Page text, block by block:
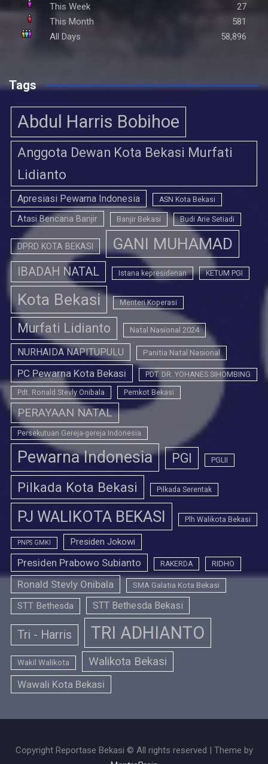
This Week
27
This Month
581
All Days
58,896
Tags
Abdul Harris Bobihoe
Anggota Dewan Kota Bekasi Murfati
Lidianto
Apresiasi Pewarna Indonesia ASN Kota Bekasi
Atasi Bencana Banjir Banjir Bekasi Budi Arie Setiadi
DPRD KOTA BEKASI GANI MUHAMAD
IBADAH NATAL Istana kepresidenan KETUM PGI
Kota Bekasi Menteri Koperasi
Murfati Lidianto Natal Nasional 2024
NURHAIDA NAPITUPULU Panitia Natal Nasional
PC Pewarna Kota Bekasi PDT. DR. YOHANES SIHOMBING
Pdt. Ronald Stevly Onibala Pemkot Bekasi
PERAYAAN NATAL
Persekutuan Gereja-gereja Indonesia
Pewarna Indonesia PGI PGLII
Pilkada Kota Bekasi Pilkada Serentak
PJ WALIKOTA BEKASI Plh Walikota Bekasi
PNPS GMKI Presiden Jokowi
Presiden Prabowo Subianto RAKERDA RIDHO
Ronald Stevly Onibala SMA Galatia Kota Bekasi
STT Bethesda STT Bethesda Bekasi
Tri - Harris TRI ADHIANTO
Wakil Walikota Walikota Bekasi
Wawali Kota Bekasi
Copyright Reportase Bekasi © All rights reserved | Theme by